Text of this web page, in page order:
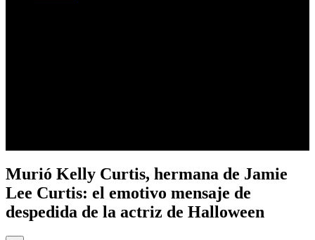
Murió Kelly Curtis, hermana de Jamie
Lee Curtis: el emotivo mensaje de
despedida de la actriz de Halloween